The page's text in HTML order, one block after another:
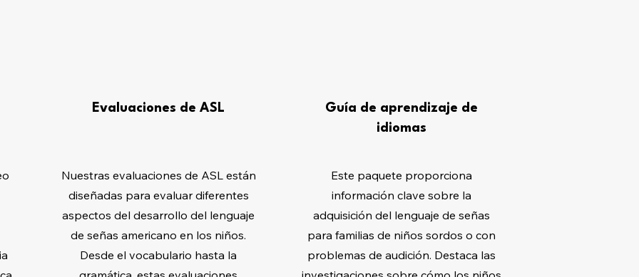
Evaluaciones de ASL
Nuestras evaluaciones de ASL están
diseñadas para evaluar diferentes
aspectos del desarrollo del lenguaje
de señas americano en los niños.
Desde el vocabulario hasta la
Guía de aprendizaje de
idiomas
Este paquete proporciona
información clave sobre la
adquisición del lenguaje de señas
para familias de niños sordos o con
problemas de audición. Destaca las